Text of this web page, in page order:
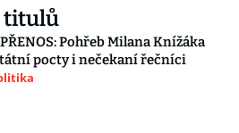
titulů
Pohřeb Milana Knížáka
pocty i nečekaní řečníci